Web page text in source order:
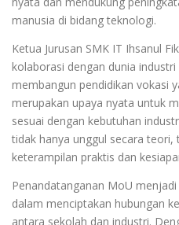
manusia di bidang teknologi.
Ketua Jurusan SMK IT Ihsanul
kolaborasi dengan dunia
membangun pendidikan vokasi
merupakan upaya nyata untuk
sesuai dengan kebutuhan
tidak hanya unggul secara teori,
keterampilan praktis dan
Penandatanganan MoU
dalam menciptakan hubungan
antara sekolah dan industri.